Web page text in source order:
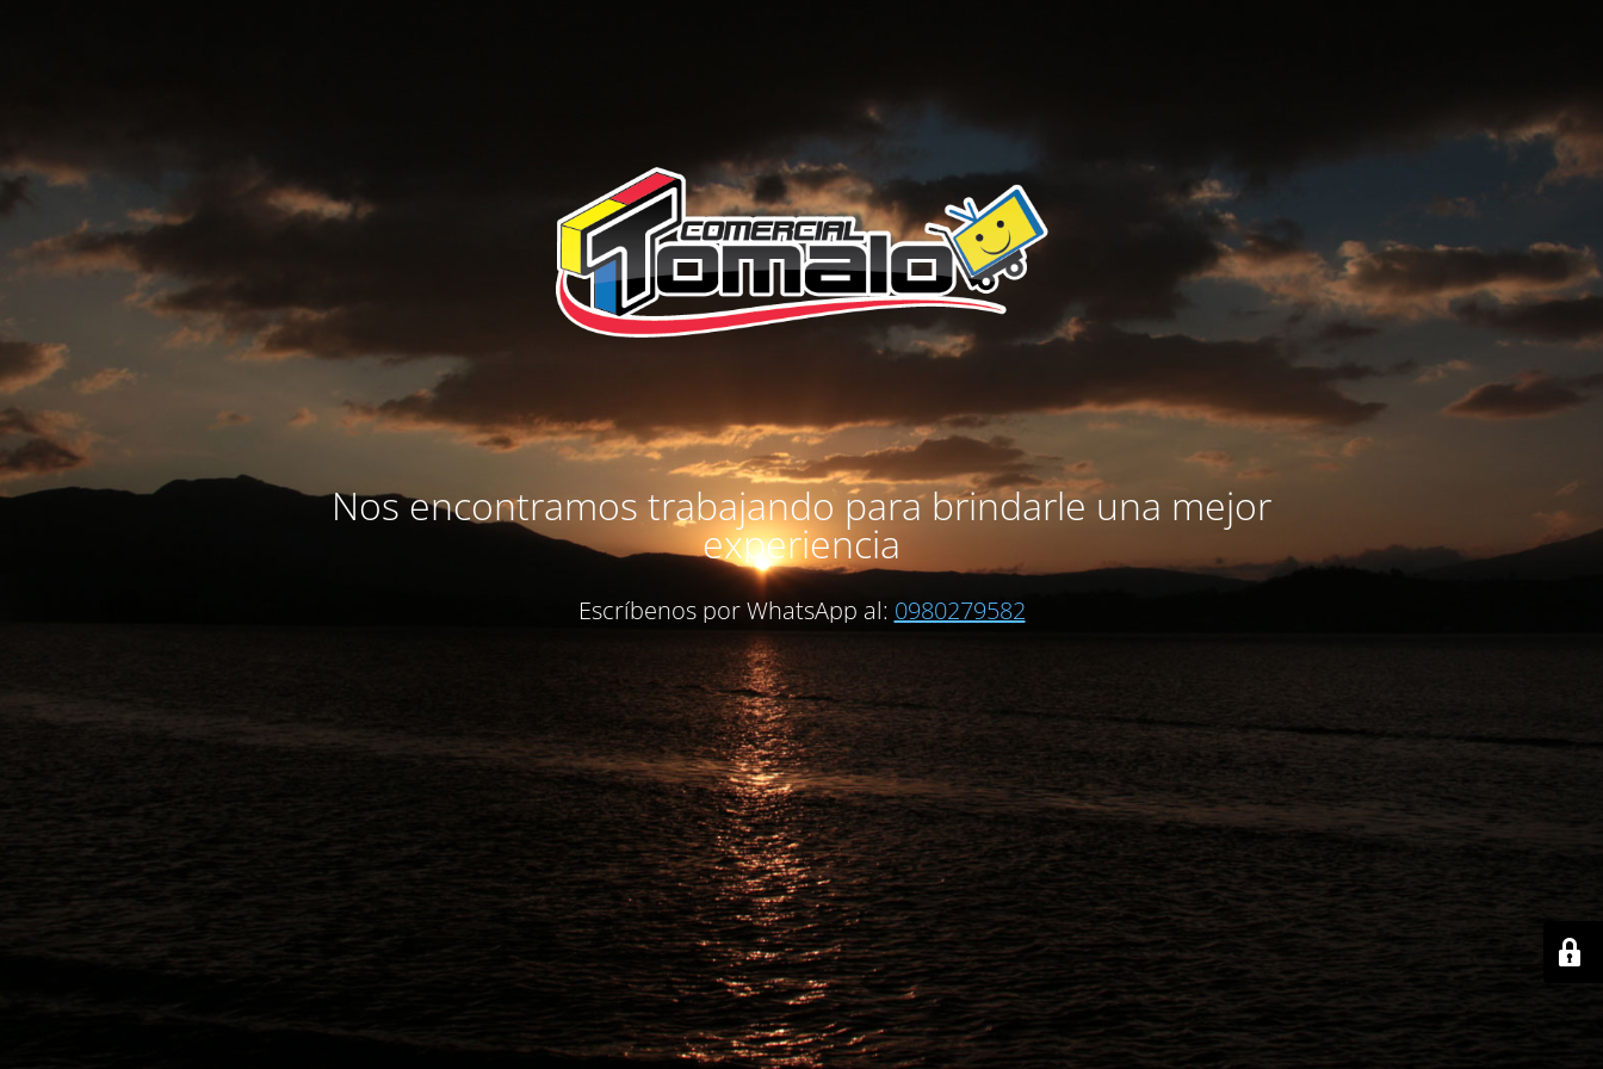
Nos encontramos trabajando para brindarle una mejor
experiencia
Escríbenos por WhatsApp al: 0980279582